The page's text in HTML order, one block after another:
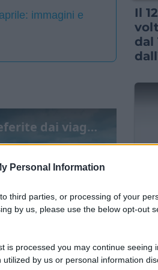
Personal Information
third parties, or processing of your
by us, please use the below opt-out
is processed you may continue seeing
by us or personal information
immagini e
Tutti pazzi per l'Italia e l'Europa: le mete preferite dai viaggiatori per il ponte del 25 aprile
Il
dal